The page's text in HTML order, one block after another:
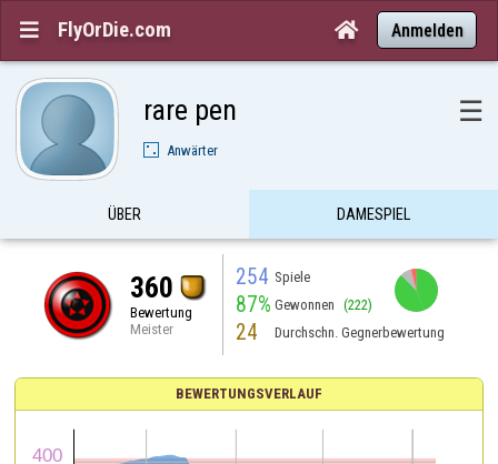
 FlyOrDie.com  Anmelden
rare pen ☰
Anwärter
ÜBER DAMESPIEL
360
Bewertung
Meister
254 Spiele
87% Gewonnen (222)
24 Durchschn. Gegnerbewertung
BEWERTUNGSVERLAUF